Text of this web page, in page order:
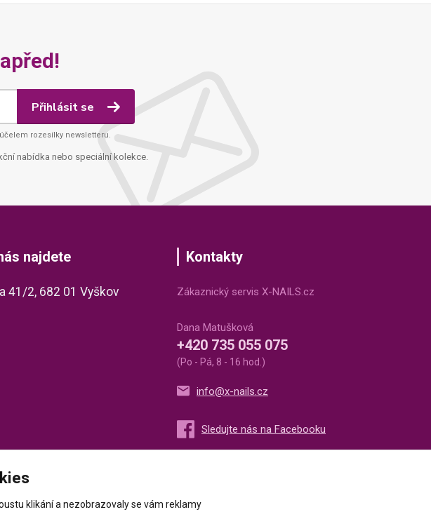
Přihlásit se
rozesílky newsletteru.
nabídka nebo speciální kolekce.
najdete
41/2, 682 01 Vyškov
Kontakty
Zákaznický servis X-NAILS.cz
Dana Matušková
+420 735 055 075
(Po - Pá, 8 - 16 hod.)
info@x-nails.cz
klikání a nezobrazovaly se vám reklamy